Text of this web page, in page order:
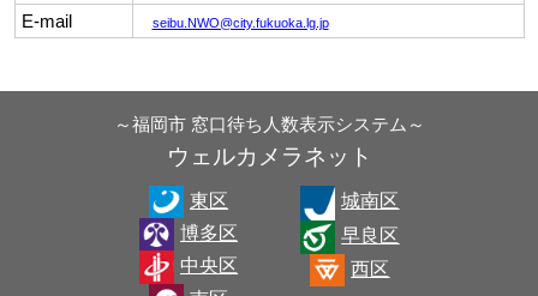
E-mail
seibu.NWO@city.fukuoka.lg.jp
～福岡市 窓口待ち人数表示システム～
ウェルカメラネット
東区
博多区
中央区
城南区
早良区
西区